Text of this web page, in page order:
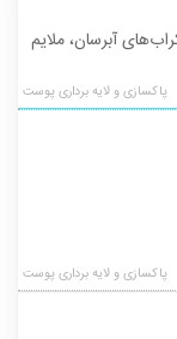
آبرسان، ملایم
پاکسازی و لایه برداری پوست
پاکسازی و لایه برداری پوست